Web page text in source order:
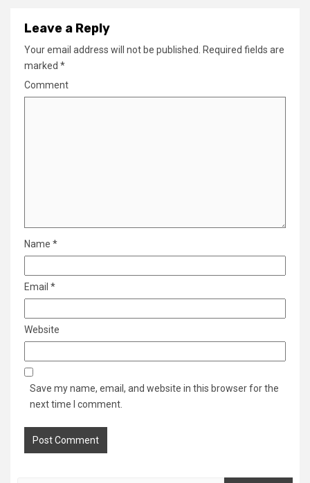
Leave a Reply
Your email address will not be published. Required fields are
marked *
Comment
Name *
Email *
Website
Save my name, email, and website in this browser for the
next time I comment.